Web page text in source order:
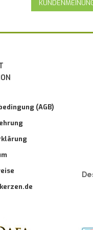
(AGB)